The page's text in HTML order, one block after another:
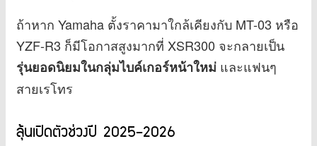
ถ้าหาก Yamaha ตั้งราคามาใกล้เคียงกับ MT-03 หรือ
YZF-R3 ก็มีโอกาสสูงมากที่ XSR300 จะกลายเป็น
รุ่นยอดนิยมในกลุ่มไบค์เกอร์หน้าใหม่ และแฟนๆ
สายเรโทร
ลุ้นเปิดตัวช่วงปี 2025–2026